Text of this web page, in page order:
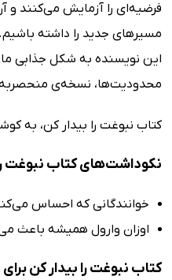
فرضیه‌ای را آزمایش می‌کنند و
مسیرهای جدید را داشته
این نویسنده به شکل جذابی
محدودیت‌ها، نسخه‌ی
کتاب نبوغت را بیدار کن، به
نکوداشت‌های کتاب نبوغت
خوانندگانی که احساس
اوزان وارول همیشه باعث
کتاب نبوغت را بیدار کن